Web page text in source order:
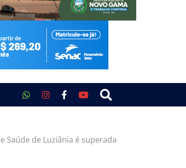
Saúde de Luziânia é superada